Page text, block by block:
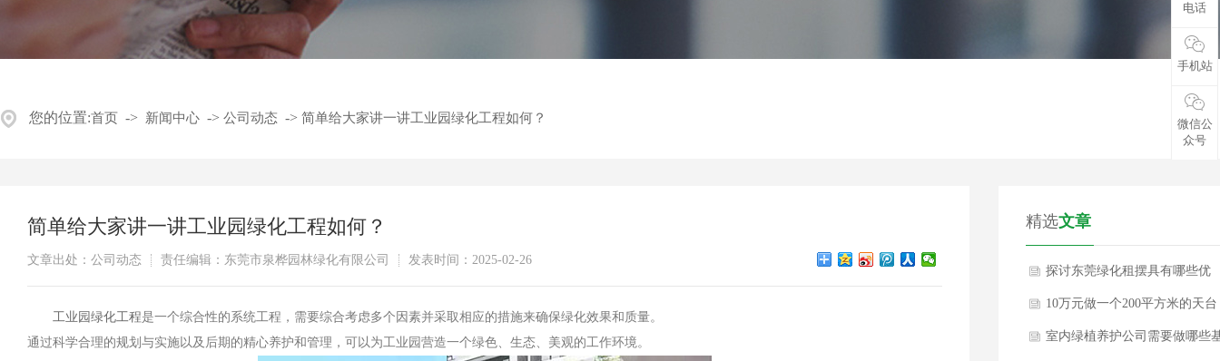
您的位置:首页 -> 新闻中心 -> 公司动态 -> 简单给大家讲一讲工业园绿化工程如何？
简单给大家讲一讲工业园绿化工程如何？
文章出处：公司动态 责任编辑：东莞市泉桦园林绿化有限公司 发表时间：2025-02-26
工业园绿化工程是一个综合性的系统工程，需要综合考虑多个因素并采取相应的措施来确保绿化效果和质量。
通过科学合理的规划与实施以及后期的精心养护和管理，可以为工业园营造一个绿色、生态、美观的工作环境。
精选文章
探讨东莞绿化租摆具有哪些优
势？
10万元做一个200平方米的天台
花园
室内绿植养护公司需要做哪些
电话
手机站
微信公
众号